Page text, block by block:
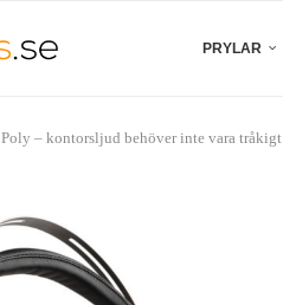
PRYLAR
Poly – kontorsljud behöver inte vara tråkigt